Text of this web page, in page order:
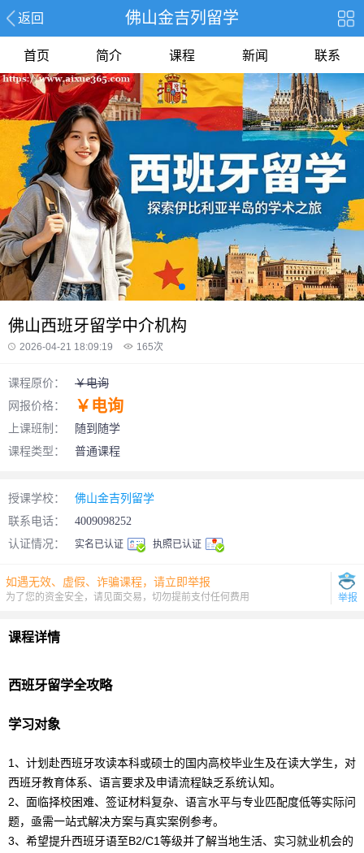
返回 佛山金吉列留学
首页 简介 课程 新闻 联系
佛山西班牙留学中介机构
2026-04-21 18:09:19 165次
课程原价：
￥电询
网报价格：
￥电询
上课班制：
随到随学
课程类型：
普通课程
授课学校：
佛山金吉列留学
联系电话：
4009098252
认证情况：
实名已认证 执照已认证
如遇无效、虚假、诈骗课程，请立即举报
为了您的资金安全，请见面交易，切勿提前支付任何费用 举报
课程详情
西班牙留学全攻略
学习对象
1、计划赴西班牙攻读本科或硕士的国内高校毕业生及在读大学生，对
西班牙教育体系、语言要求及申请流程缺乏系统认知。
2、面临择校困难、签证材料复杂、语言水平与专业匹配度低等实际问
题，亟需一站式解决方案与真实案例参考。
3、希望提升西班牙语至B2/C1等级并了解当地生活、实习就业机会的